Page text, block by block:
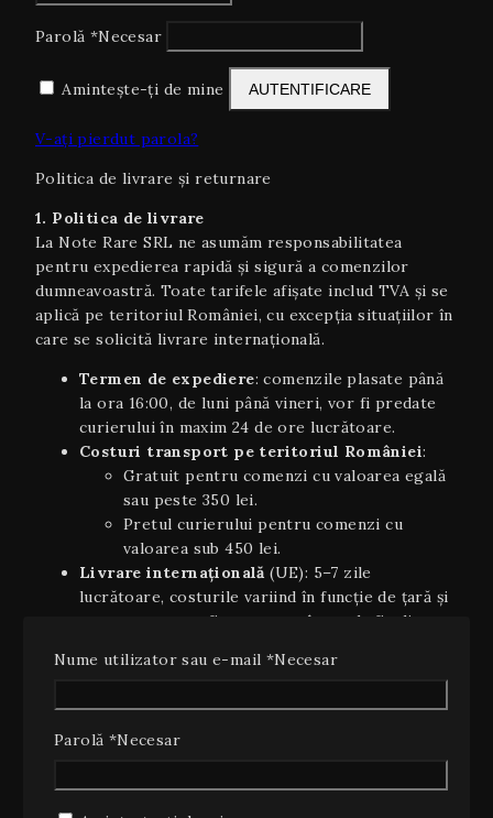
Parolă *Necesar
Amintește-ți de mine AUTENTIFICARE
V-ați pierdut parola?
Politica de livrare și returnare
1. Politica de livrare
La Note Rare SRL ne asumăm responsabilitatea
pentru expedierea rapidă și sigură a comenzilor
dumneavoastră. Toate tarifele afișate includ TVA și se
aplică pe teritoriul României, cu excepția situaţiilor în
care se solicită livrare internaţională.
Termen de expediere: comenzile plasate până
la ora 16:00, de luni până vineri, vor fi predate
curierului în maxim 24 de ore lucrătoare.
Costuri transport pe teritoriul României:
Gratuit pentru comenzi cu valoarea egală
sau peste 350 lei.
Pretul curierului pentru comenzi cu
valoarea sub 450 lei.
Livrare internaţională (UE): 5–7 zile
lucrătoare, costurile variind în funcție de țară și
greutate; se va afișa automat în coș la finalizarea
Plata ramburs: disponibilă la livrarea coletelor
Estimări orientative
disponibilitatea curierului sau condiții
Nume utilizator sau e-mail *Necesar
Parolă *Necesar